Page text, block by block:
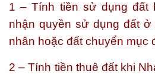
1 – Tính tiền sử dụng đất
nhận quyền sử dụng đất
nhân hoặc đất chuyển mục
2 – Tính tiền thuê đất khi